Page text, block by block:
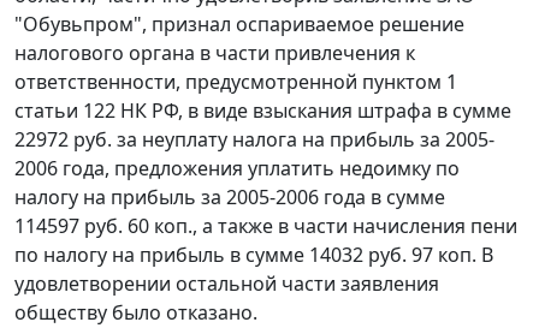
"Обувьпром", признал оспариваемое решение
налогового органа в части привлечения к
ответственности, предусмотренной пунктом 1
статьи 122 НК РФ, в виде взыскания штрафа в сумме
22972 руб. за неуплату налога на прибыль за 2005-
2006 года, предложения уплатить недоимку по
налогу на прибыль за 2005-2006 года в сумме
114597 руб. 60 коп., а также в части начисления пени
по налогу на прибыль в сумме 14032 руб. 97 коп. В
удовлетворении остальной части заявления
обществу было отказано.